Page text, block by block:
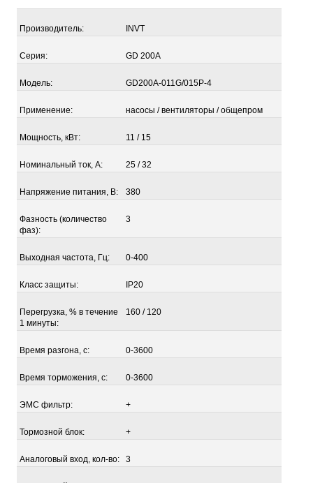
Производитель: INVT
Серия: GD 200A
Модель: GD200A-011G/015P-4
Применение: насосы / вентиляторы / общепром
Мощность, кВт: 11 / 15
Номинальный ток, А: 25 / 32
Напряжение питания, В: 380
Фазность (количество
фаз):
3
Выходная частота, Гц: 0-400
Класс защиты: IP20
Перегрузка, % в течение
1 минуты:
160 / 120
Время разгона, с: 0-3600
Время торможения, с: 0-3600
ЭМС фильтр: +
Тормозной блок: +
Аналоговый вход, кол-во: 3